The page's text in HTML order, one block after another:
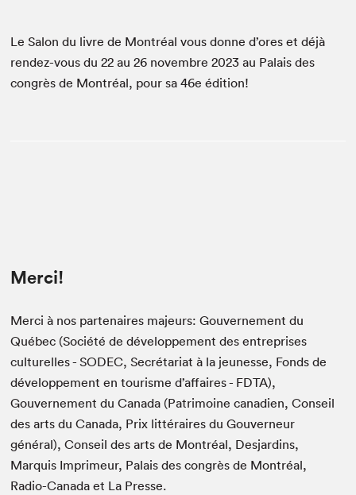
Fermer
Le Salon du livre de Montréal vous donne d’ores et déjà
rendez-vous du 22 au 26 novembre 2023 au Palais des
congrès de Montréal, pour sa 46e édition!
Merci!
Merci à nos partenaires majeurs: Gouvernement du
Québec (Société de développement des entreprises
culturelles - SODEC, Secrétariat à la jeunesse, Fonds de
développement en tourisme d’affaires - FDTA),
Gouvernement du Canada (Patrimoine canadien, Conseil
des arts du Canada, Prix littéraires du Gouverneur
général), Conseil des arts de Montréal, Desjardins,
Marquis Imprimeur, Palais des congrès de Montréal,
Radio-Canada et La Presse.